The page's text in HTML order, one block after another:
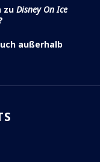
zu Disney On Ice
außerhalb